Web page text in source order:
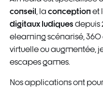
conseil , la conception et
digitaux ludiques depuis
elearning scénarisé,
virtuelle ou augmentée,
escapes games.
Nos applications ont